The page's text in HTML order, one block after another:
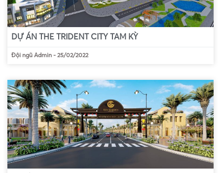
DỰ ÁN THE TRIDENT CITY TAM KỲ
Đội ngũ Admin - 25/02/2022